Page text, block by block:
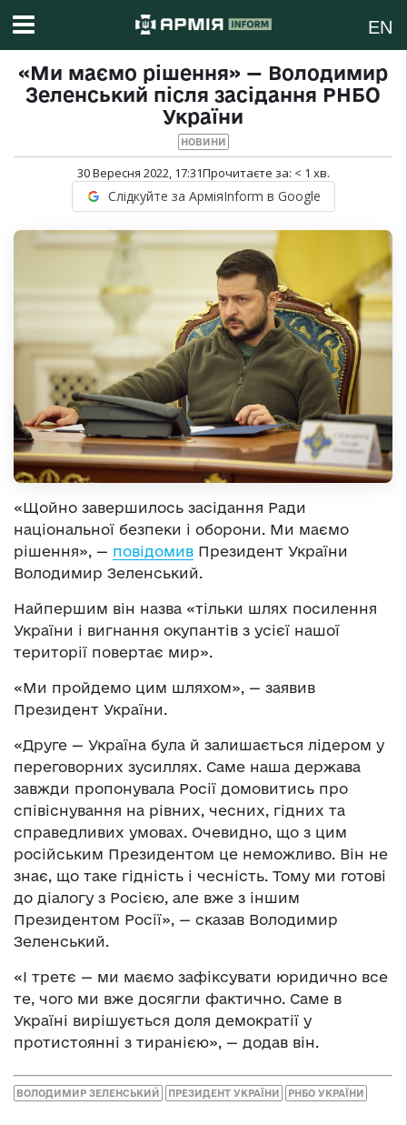
EN
«Ми маємо рішення» — Володимир
Зеленський після засідання РНБО
України
НОВИНИ
30 Вересня 2022, 17:31Прочитаєте за: < 1 хв.
Слідкуйте за АрміяInform в Google
«Щойно завершилось засідання Ради
національної безпеки і оборони. Ми маємо
рішення», — повідомив Президент України
Володимир Зеленський.
Найпершим він назва «тільки шлях посилення
України і вигнання окупантів з усієї нашої
території повертає мир».
«Ми пройдемо цим шляхом», — заявив
Президент України.
«Друге — Україна була й залишається лідером у
переговорних зусиллях. Саме наша держава
завжди пропонувала Росії домовитись про
співіснування на рівних, чесних, гідних та
справедливих умовах. Очевидно, що з цим
російським Президентом це неможливо. Він не
знає, що таке гідність і чесність. Тому ми готові
до діалогу з Росією, але вже з іншим
Президентом Росії», — сказав Володимир
Зеленський.
«І третє — ми маємо зафіксувати юридично все
те, чого ми вже досягли фактично. Саме в
Україні вирішується доля демократії у
протистоянні з тиранією», — додав він.
ВОЛОДИМИР ЗЕЛЕНСЬКИЙ ПРЕЗИДЕНТ УКРАЇНИ РНБО УКРАЇНИ